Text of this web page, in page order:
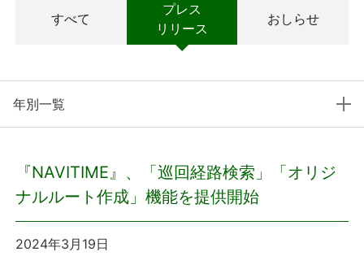
経営理念
プレスリリース
プレスリリース
すべて
プレス
リリース
おしらせ
年別一覧
『NAVITIME』、「巡回経路検索」「オリジ
ナルルート作成」機能を提供開始
2024年3月19日